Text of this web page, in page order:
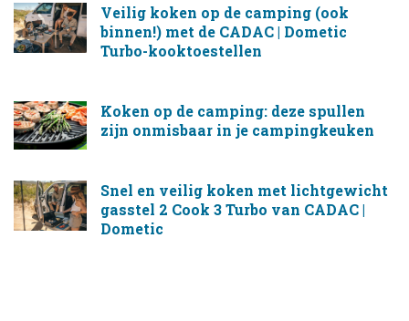
Veilig koken op de camping (ook
binnen!) met de CADAC | Dometic
Turbo-kooktoestellen
Koken op de camping: deze spullen
zijn onmisbaar in je campingkeuken
Snel en veilig koken met lichtgewicht
gasstel 2 Cook 3 Turbo van CADAC |
Dometic